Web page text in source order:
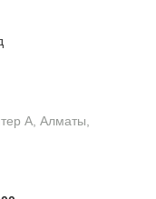
А, Алматы,